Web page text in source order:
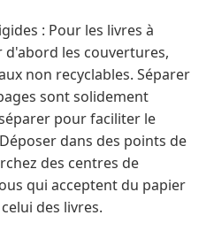
: Pour les livres à
les couvertures,
non recyclables. Séparer
sont solidement
pour faciliter le
dans des points de
des centres de
qui acceptent du papier
des livres.